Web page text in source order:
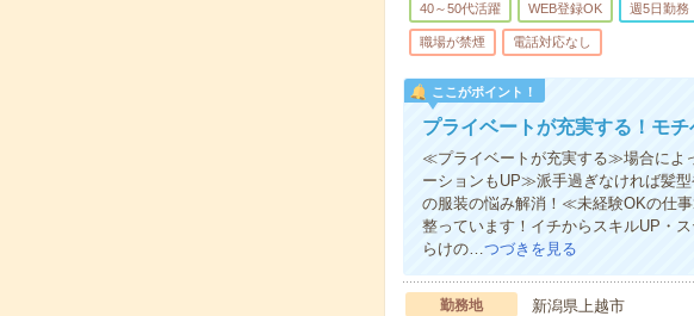
40～50代活躍 WEB登録OK 週5日勤務
職場が禁煙 電話対応なし
ここがポイント！
プライベートが充実する！モチ
≪プライベートが充実する≫場合によ
ーションもUP≫派手過ぎなければ髪
の服装の悩み解消！≪未経験OKの仕
整っています！イチからスキルUP・
らけの…つづきを見る
勤務地
新潟県上越市